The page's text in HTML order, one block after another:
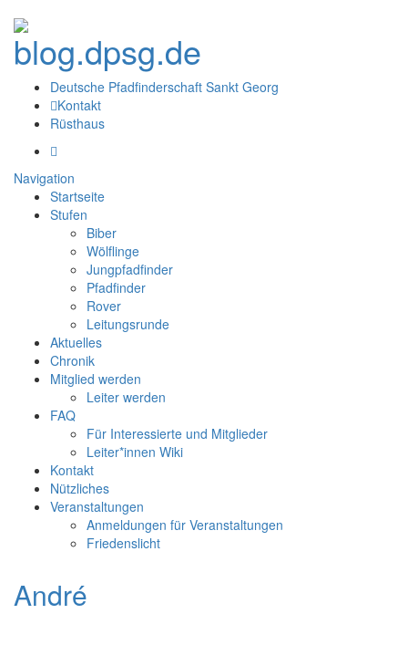
Deutsche Pfadfinderschaft Sankt Georg
Kontakt
Rüsthaus
Navigation
Startseite
Stufen
Biber
Wölflinge
Jungpfadfinder
Pfadfinder
Rover
Leitungsrunde
Aktuelles
Chronik
Mitglied werden
Leiter werden
FAQ
Für Interessierte und Mitglieder
Leiter*innen Wiki
Kontakt
Nützliches
Veranstaltungen
Anmeldungen für Veranstaltungen
Friedenslicht
André